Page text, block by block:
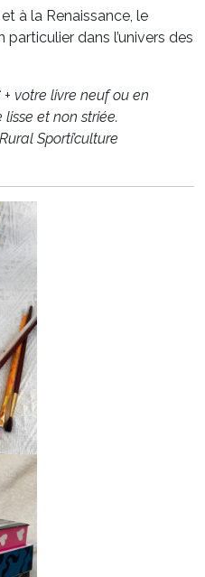
à la Renaissance, le
dans l’univers des
+ votre livre neuf ou en
et non striée.
Sporti’culture